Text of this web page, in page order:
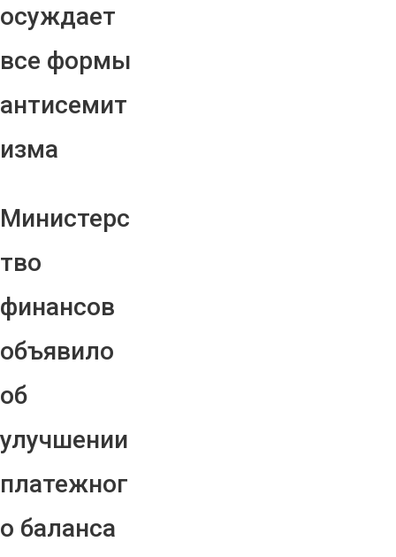
осуждает
все формы
антисемит
изма
Министерс
тво
финансов
объявило
об
улучшении
платежног
о баланса